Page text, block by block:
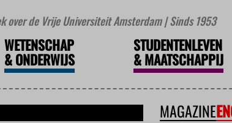
over de Vrije Universiteit Amsterdam | Sinds 1953
WETENSCHAP
&ONDERWIJS
STUDENTENLEVEN
&MAATSCHAPPIJ
MAGAZINE